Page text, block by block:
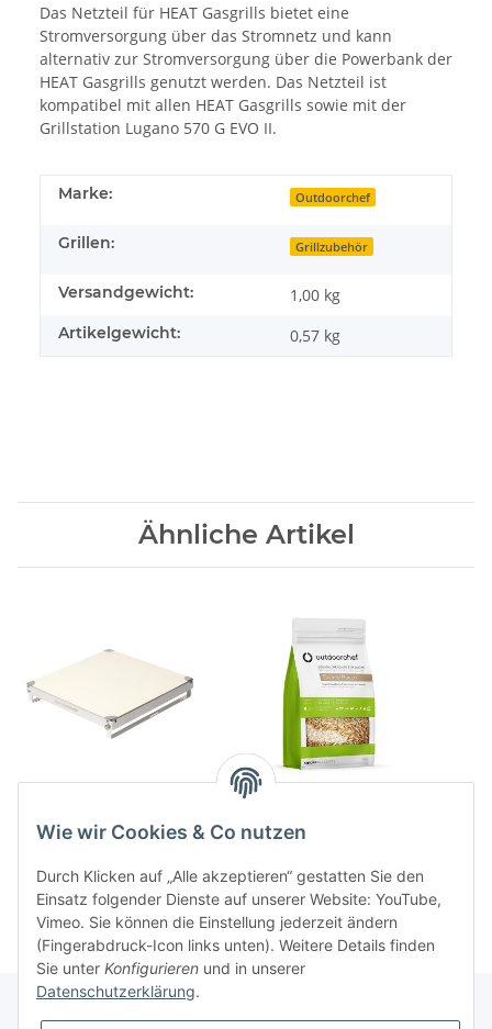
Das Netzteil für HEAT Gasgrills bietet eine
Stromversorgung über das Stromnetz und kann
alternativ zur Stromversorgung über die Powerbank der
HEAT Gasgrills genutzt werden. Das Netzteil ist
kompatibel mit allen HEAT Gasgrills sowie mit der
Grillstation Lugano 570 G EVO II.
Marke: Outdoorchef
Grillen: Grillzubehör
Versandgewicht: 1,00 kg
Artikelgewicht: 0,57 kg
Ähnliche Artikel
119,90 CHF *
Raeucherchips Buche
Wie wir Cookies & Co nutzen
Durch Klicken auf „Alle akzeptieren“ gestatten Sie den
Einsatz folgender Dienste auf unserer Website: YouTube,
Vimeo. Sie können die Einstellung jederzeit ändern
(Fingerabdruck-Icon links unten). Weitere Details finden
Sie unter Konfigurieren und in unserer
Datenschutzerklärung.